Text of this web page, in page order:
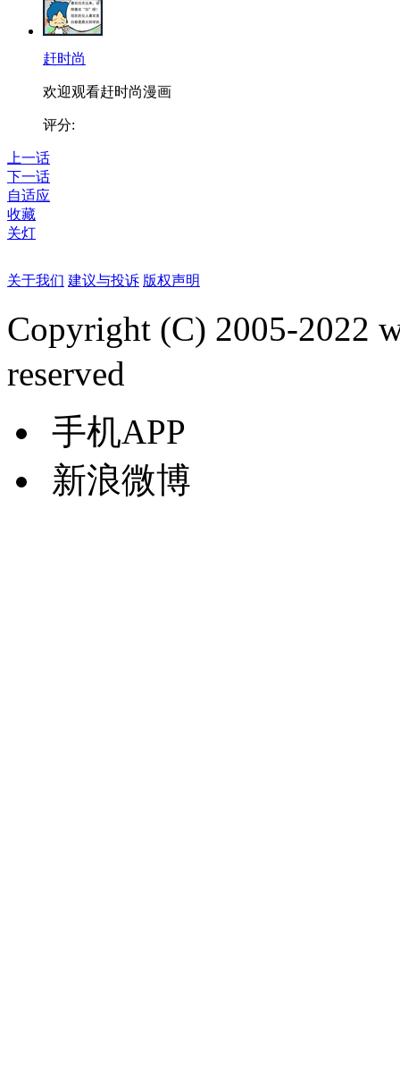
赶时尚
欢迎观看赶时尚漫画
评分:
上一话
下一话
自适应
收藏
关灯
关于我们 建议与投诉 版权声明
Copyright (C) 2005-2022
reserved
手机APP
新浪微博